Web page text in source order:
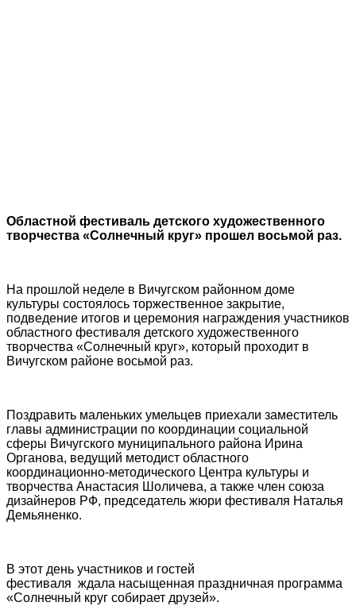
Областной фестиваль детского художественного
творчества «Солнечный круг» прошел восьмой раз.
На прошлой неделе в Вичугском районном доме
культуры состоялось торжественное закрытие,
подведение итогов и церемония награждения участников
областного фестиваля детского художественного
творчества «Солнечный круг», который проходит в
Вичугском районе восьмой раз.
Поздравить маленьких умельцев приехали заместитель
главы администрации по координации социальной
сферы Вичугского муниципального района Ирина
Органова, ведущий методист областного
координационно-методического Центра культуры и
творчества Анастасия Шоличева, а также член союза
дизайнеров РФ, председатель жюри фестиваля Наталья
Демьяненко.
В этот день участников и гостей
фестиваля ждала насыщенная праздничная программа
«Солнечный круг собирает друзей».